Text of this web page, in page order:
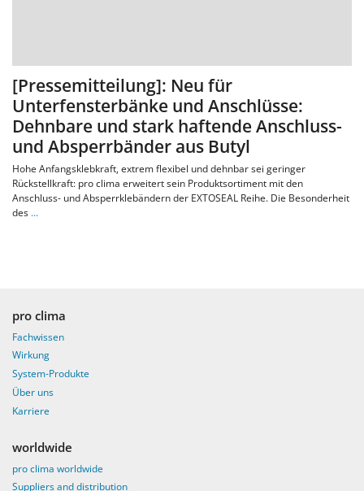
[Pressemitteilung]: Neu für
Unterfensterbänke und Anschlüsse:
Dehnbare und stark haftende Anschluss-
und Absperrbänder aus Butyl
Hohe Anfangsklebkraft, extrem flexibel und dehnbar sei geringer
Rückstellkraft: pro clima erweitert sein Produktsortiment mit den
Anschluss- und Absperrklebändern der EXTOSEAL Reihe. Die Besonderheit
des …
pro clima
Fachwissen
Wirkung
System-Produkte
Über uns
Karriere
worldwide
pro clima worldwide
Suppliers and distribution